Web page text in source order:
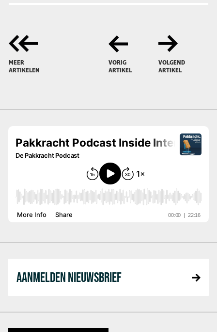
MEER
ARTIKELEN
VORIG
ARTIKEL
VOLGEND
ARTIKEL
AANMELDEN NIEUWSBRIEF